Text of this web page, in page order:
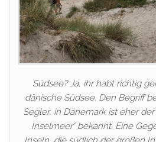
Südsee? Ja, ihr habt richtig
dänische Südsee. Den Begriff
Segler, in Dänemark ist eher
Inselmeer“ bekannt. Eine